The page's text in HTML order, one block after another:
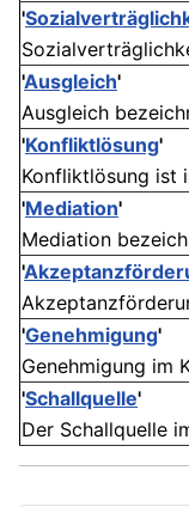
'
'Ausgleich'
Ausgleich
'Konfliktlösung'
Konfliktlösung ist
'Mediation'
Mediation
'
'Genehmigung'
Genehmigung im
'Schallquelle'
Der Schallquelle